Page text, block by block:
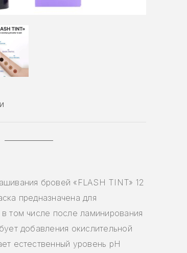
бровей «FLASH TINT» 12
предназначена для
том числе после ламинирования
добавления окислительной
естественный уровень pH